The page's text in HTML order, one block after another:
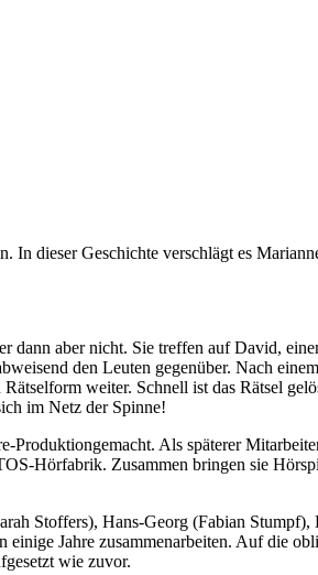
dieser Geschichte verschlägt es
dann aber nicht. Sie treffen auf David,
den Leuten gegenüber. Nach
weiter. Schnell ist das Rätsel
im Netz der Spinne!
Produktiongemacht. Als späterer
Hörfabrik. Zusammen bringen sie
Stoffers), Hans-Georg (Fabian Stumpf),
Jahre zusammenarbeiten. Auf die
wie zuvor.